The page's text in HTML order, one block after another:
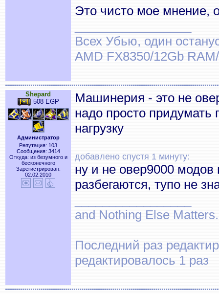
Это чисто мое мнение,
Всех Убью, один
AMD FX8350/12Gb
Shepard
508 EGP
Администратор
Репутация: 103
Сообщения: 3414
Откуда: из безумного и
бесконечного
Зарегистрирован:
02.02.2010
Машинерия - это не
надо просто придумать
нагрузку
добавлено спустя 1 минуту:
ну и не овер9000
разбегаются, тупо не
and Nothing Else
Последний раз
редактировалось 1 раз